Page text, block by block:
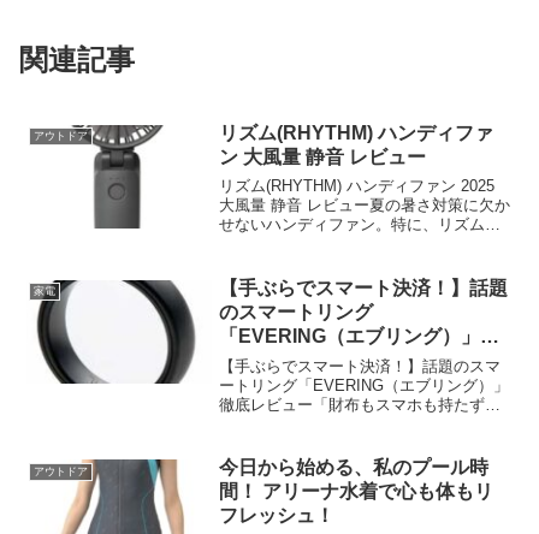
関連記事
アウトドア
リズム(RHYTHM) ハンディファ
ン 大風量 静音 レビュー
リズム(RHYTHM) ハンディファン 2025
大風量 静音 レビュー夏の暑さ対策に欠か
せないハンディファン。特に、リズム
す。リズムのハンディファン2025は...
家電
【手ぶらでスマート決済！】話題
のスマートリング
「EVERING（エブリング）」徹
底レビュー
【手ぶらでスマート決済！】話題のスマ
ートリング「EVERING（エブリング）」
徹底レビュー「財布もスマホも持たずに
てくれるのが、今話題のスマートリング
**「EVERIN...
アウトドア
今日から始める、私のプール時
間！ アリーナ水着で心も体もリ
フレッシュ！